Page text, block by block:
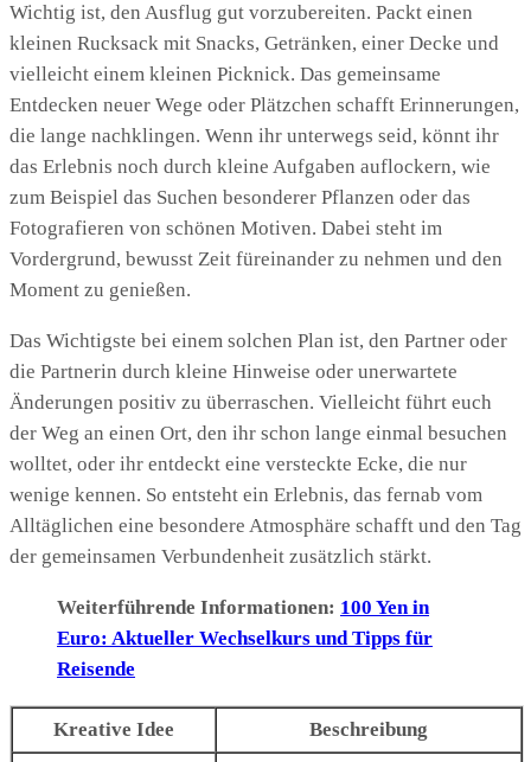
Wichtig ist, den Ausflug gut vorzubereiten. Packt einen
kleinen Rucksack mit Snacks, Getränken, einer Decke und
vielleicht einem kleinen Picknick. Das gemeinsame
Entdecken neuer Wege oder Plätzchen schafft Erinnerungen,
die lange nachklingen. Wenn ihr unterwegs seid, könnt ihr
das Erlebnis noch durch kleine Aufgaben auflockern, wie
zum Beispiel das Suchen besonderer Pflanzen oder das
Fotografieren von schönen Motiven. Dabei steht im
Vordergrund, bewusst Zeit füreinander zu nehmen und den
Moment zu genießen.
Das Wichtigste bei einem solchen Plan ist, den Partner oder
die Partnerin durch kleine Hinweise oder unerwartete
Änderungen positiv zu überraschen. Vielleicht führt euch
der Weg an einen Ort, den ihr schon lange einmal besuchen
wolltet, oder ihr entdeckt eine versteckte Ecke, die nur
wenige kennen. So entsteht ein Erlebnis, das fernab vom
Alltäglichen eine besondere Atmosphäre schafft und den Tag
der gemeinsamen Verbundenheit zusätzlich stärkt.
Weiterführende Informationen: 100 Yen in
Euro: Aktueller Wechselkurs und Tipps für
Reisende
Kreative Idee Beschreibung